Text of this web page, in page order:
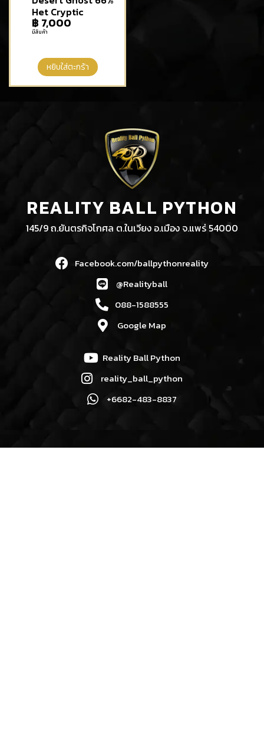
Het Cryptic
฿ 7,000
มีสินค้า
หยิบใส่ตะกร้า
REALITY BALL PYTHON
145/9 ถ.ยันตรกิจโกศล ต.ในเวียง อ.เมือง จ.แพร่ 54000
Facebook.com/ballpythonreality
@Realityball
088-1588555
Google Map
Reality Ball Python
reality_ball_python
+6682-483-8837